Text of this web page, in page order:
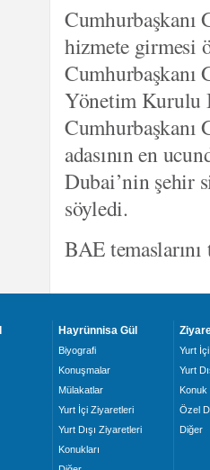
Cumhurbaşkanı
hizmete girmesi
Cumhurbaşkanı
Yönetim Kurulu
Cumhurbaşkanı
adasının en
Dubai’nin şehir
söyledi.
BAE
Hayrünnisa Gül
Biyografi
Konuşmalar
Mülakatlar
Yurt İçi Ziyaretleri
Yurt Dışı Ziyaretleri
Konukları
Yurt İçi
Yurt
Konuk
Özel
Diğer